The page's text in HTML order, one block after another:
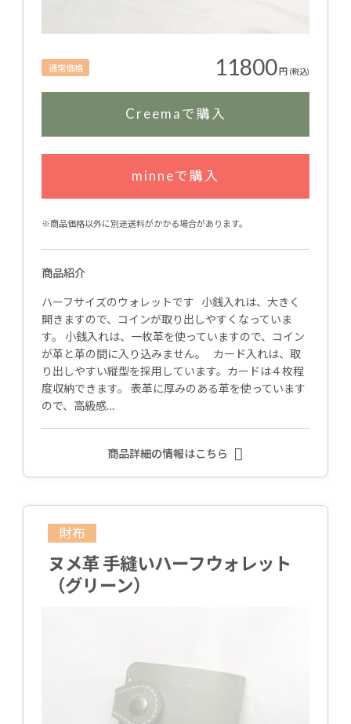
通常価格 11800円 (税込)
Creemaで購入
minneで購入
※商品価格以外に別途送料がかかる場合があります。
商品紹介
ハーフサイズのウォレットです 小銭入れは、大きく
開きますので、コインが取り出しやすくなっていま
す。 小銭入れは、一枚革を使っていますので、コイン
が革と革の間に入り込みません。 カード入れは、取
り出しやすい縦型を採用しています。カードは４枚程
度収納できます。 表革に厚みのある革を使っています
ので、高級感…
商品詳細の情報はこちら
財布
ヌメ革 手縫いハーフウォレット
（グリーン）